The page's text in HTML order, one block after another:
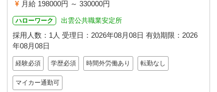
月給 198000円 ～ 330000円
ハローワーク 出雲公共職業安定所
採用人数：1人 受理日： 2026年08月08日 有効期限： 2026
年08月08日
経験必須 学歴必須 時間外労働あり 転勤なし
マイカー通勤可